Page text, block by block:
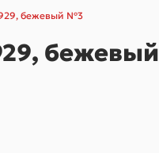
бежевый №3
бежевый